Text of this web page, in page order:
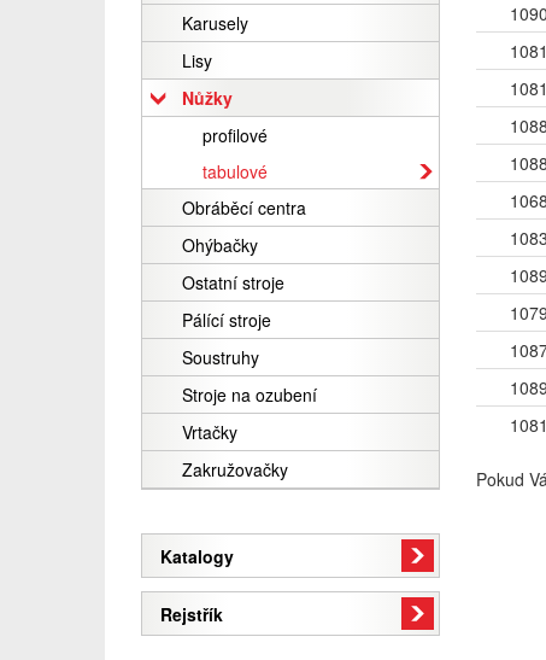
Karusely
Lisy
Nůžky
profilové
tabulové
Obráběcí centra
Ohýbačky
Ostatní stroje
Pálící stroje
Soustruhy
Stroje na ozubení
Vrtačky
Zakružovačky
Katalogy
Rejstřík
Pokud